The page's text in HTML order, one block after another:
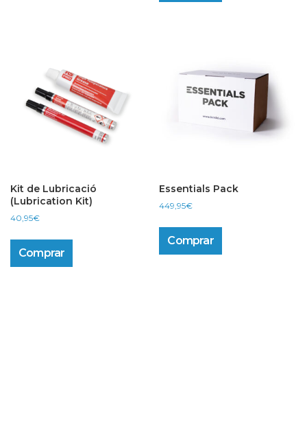
Kit de Lubricació
(Lubrication Kit)
40,95€
Comprar
Essentials Pack
449,95€
Comprar